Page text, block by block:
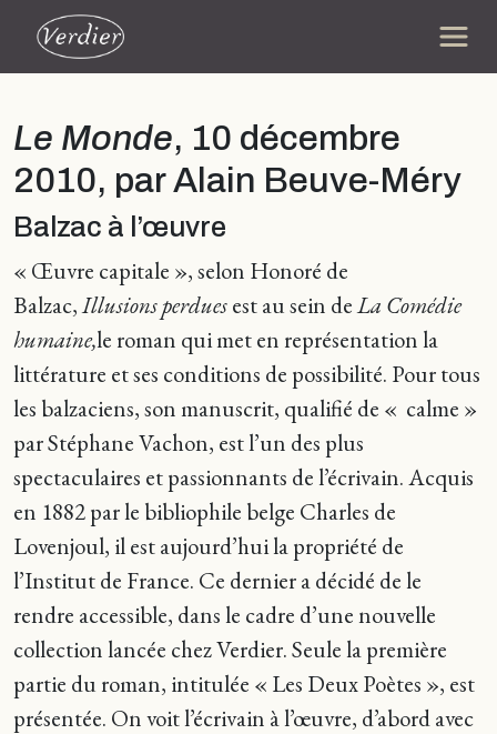
Le Monde, 10 décembre
2010, par Alain Beuve-Méry
Balzac à l’œuvre
« Œuvre capitale », selon Honoré de
Balzac,Illusions perduesest au sein deLa Comédie
humaine,le roman qui met en représentation la
littérature et ses conditions de possibilité. Pour tous
les balzaciens, son manuscrit, qualifié de « calme »
par Stéphane Vachon, est l’un des plus
spectaculaires et passionnants de l’écrivain. Acquis
en 1882 par le bibliophile belge Charles de
Lovenjoul, il est aujourd’hui la propriété de
l’Institut de France. Ce dernier a décidé de le
rendre accessible, dans le cadre d’une nouvelle
collection lancée chez Verdier. Seule la première
partie du roman, intitulée « Les Deux Poètes », est
présentée. On voit l’écrivain à l’œuvre, d’abord avec